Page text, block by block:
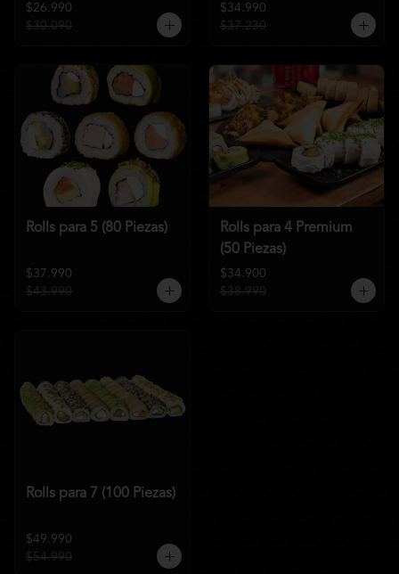
$26.990
$30.090
$34.990
$37.230
Rolls para 5 (80 Piezas)
$37.990
$43.990
Rolls para 4 Premium
(50 Piezas)
$34.900
$38.990
Rolls para 7 (100 Piezas)
$49.990
$54.990